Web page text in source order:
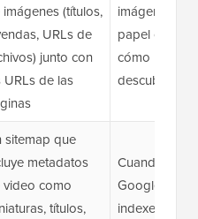
(títulos,
URLs de
junto con
URLs de las
imágenes
papel clave
cómo los
descubren tu
sitemap que
metadatos
como
títulos,
Cuando
Google
indexe tu